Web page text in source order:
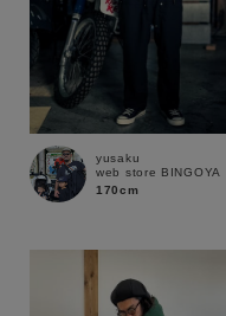
yusaku
web store BINGOYA
170cm